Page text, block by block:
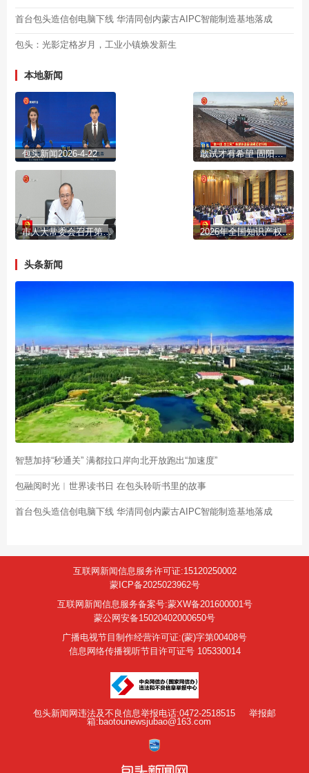
首台包头造信创电脑下线 华清同创内蒙古AIPC智能制造基地落成
包头：光影定格岁月，工业小镇焕发新生
本地新闻
包头新闻2026-4-22 敢试才有希望 固阳春耕的底气
市人大常委会召开第147次主任会议 2026年全国知识产权宣传周内蒙古分会场在我市启动
头条新闻
智慧加持“秒通关” 满都拉口岸向北开放跑出“加速度”
包融阅时光︱世界读书日 在包头聆听书里的故事
首台包头造信创电脑下线 华清同创内蒙古AIPC智能制造基地落成
互联网新闻信息服务许可证:15120250002
蒙ICP备2025023962号
互联网新闻信息服务备案号:蒙XW备201600001号
蒙公网安备15020402000650号
广播电视节目制作经营许可证:(蒙)字第00408号
信息网络传播视听节目许可证号 105330014
包头新闻网违法及不良信息举报电话:0472-2518515
举报邮
箱:baotounewsjubao@163.com